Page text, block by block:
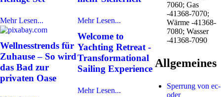
Mehr Lesen... Mehr Lesen...
Wellnesstrends für
Zuhause – So wird
das Bad zur
privaten Oase
Welcome to
Yachting Retreat -
Transformational
Sailing Experience
Mehr Lesen...
7060; Gas
-41368-7070;
Wärme -41368-
7080; Wasser
-41368-7090
Allgemeines
Sperrung von ec-
oder